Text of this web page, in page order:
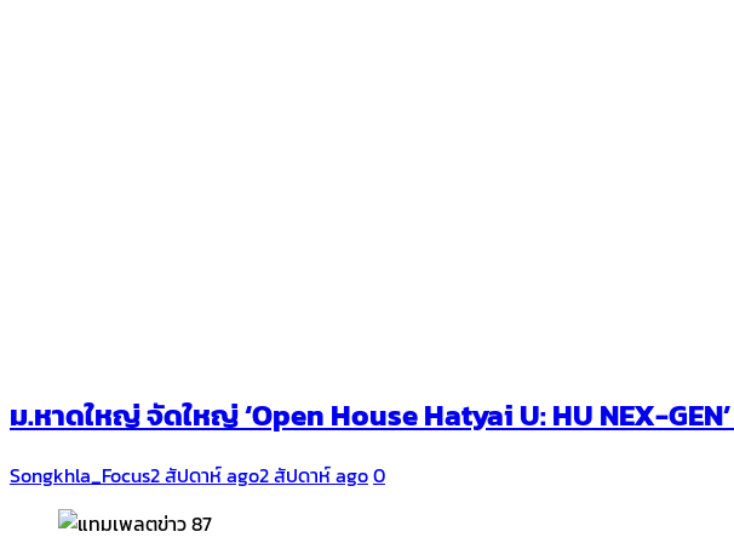
ม.หาดใหญ่ จัดใหญ่ ‘Open House Hatyai U: HU NEX-
Songkhla_Focus2 สัปดาห์ ago2 สัปดาห์ ago0